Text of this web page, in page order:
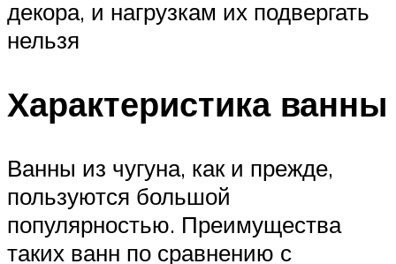
декора, и нагрузкам их подвергать
нельзя
Характеристика ванны
Ванны из чугуна, как и прежде,
пользуются большой
популярностью. Преимущества
таких ванн по сравнению с